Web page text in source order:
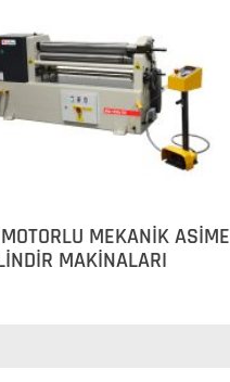
MEKANİK
MAKİNALARI